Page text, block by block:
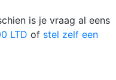
is je vraag al eens
LTD of stel zelf een